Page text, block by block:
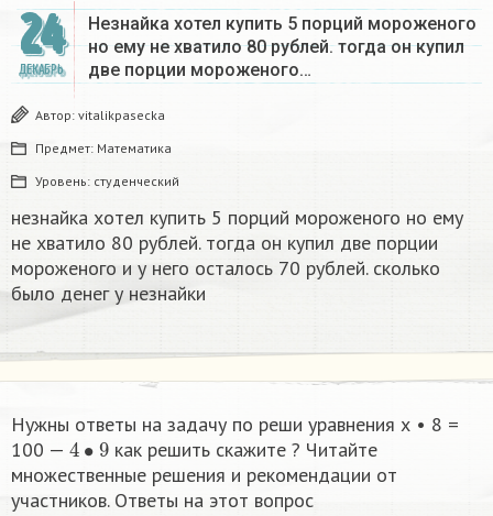
24
ДЕКАБРЬ
Незнайка хотел купить 5 порций мороженого
но ему не хватило 80 рублей. тогда он купил
две порции мороженого…
Автор: vitalikpasecka
Предмет: Математика
Уровень: студенческий
незнайка хотел купить 5 порций мороженого но ему
не хватило 80 рублей. тогда он купил две порции
мороженого и у него осталось 70 рублей. сколько
было денег у незнайки
Нужны ответы на задачу по реши уравнения х • 8 =
100 — 4• 9 как решить скажите ​? Читайте
множественные решения и рекомендации от
участников. Ответы на этот вопрос